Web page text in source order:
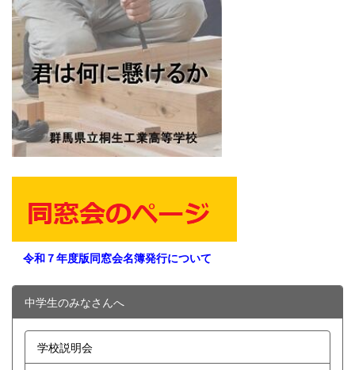
令和７年度版同窓会名簿発行について
中学生のみなさんへ
学校説明会